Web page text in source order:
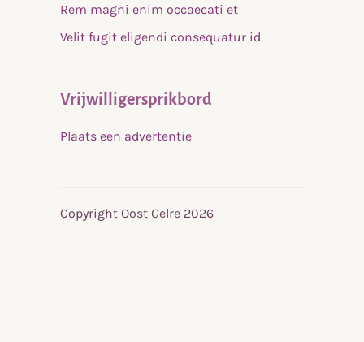
Rem magni enim occaecati et
Velit fugit eligendi consequatur id
Vrijwilligersprikbord
Plaats een advertentie
Copyright Oost Gelre 2026